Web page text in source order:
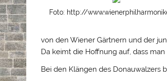
Foto: http://
von den Wiener Gärtnern und der
Da keimt die Hoffnung auf, dass
Bei den Klängen des Donauwalzers